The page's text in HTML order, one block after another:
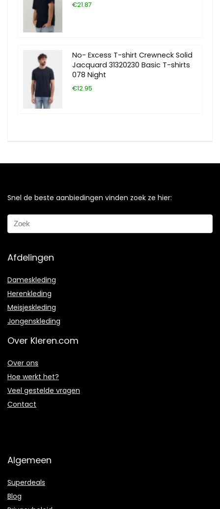
€21.87
No- Excess T-shirt Crewneck Solid
Jacquard 31320230 Basic T-shirts
078 Night
€12.95
Snel de beste aanbiedingen vinden zoek ze hier:
Afdelingen
Dameskleding
Herenkleding
Meisjeskleding
Jongenskleding
Over Kleren.com
Over ons
Hoe werkt het?
Veel gestelde vragen
Contact
Algemeen
Superdeals
Blog